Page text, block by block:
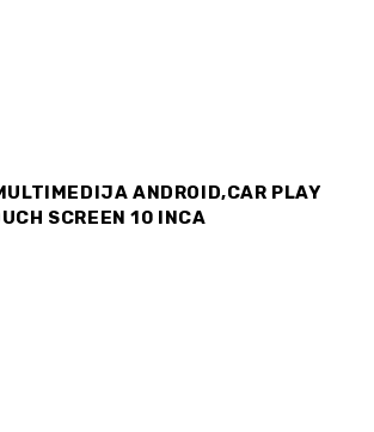
ANDROID,CAR PLAY
SCREEN 10 INCA